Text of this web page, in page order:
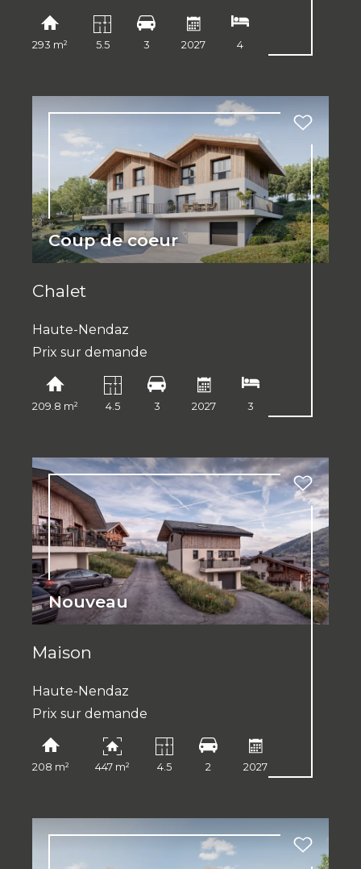
293 m² 5.5 3 2027 4
Coup de coeur
Chalet
Haute-Nendaz
Prix sur demande
209.8 m² 4.5 3 2027 3
Nouveau
Maison
Haute-Nendaz
Prix sur demande
208 m² 447 m² 4.5 2 2027